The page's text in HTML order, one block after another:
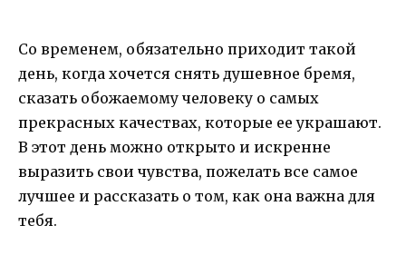
Со временем, обязательно приходит такой
день, когда хочется снять душевное бремя,
сказать обожаемому человеку о самых
прекрасных качествах, которые ее украшают.
В этот день можно открыто и искренне
выразить свои чувства, пожелать все самое
лучшее и рассказать о том, как она важна для
тебя.